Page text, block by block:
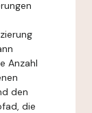
Anzahl
den
die